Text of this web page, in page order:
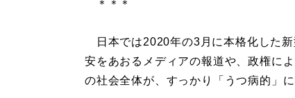
＊＊＊
日本では2020年の3月に本格化した
安をあおるメディアの報道や、政権に
の社会全体が、すっかり「うつ病的」